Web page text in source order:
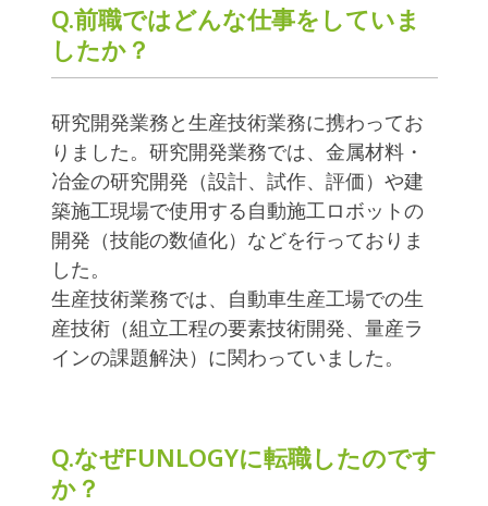
Q.前職ではどんな仕事をしていま
したか？
研究開発業務と生産技術業務に携わってお
りました。研究開発業務では、金属材料・
冶金の研究開発（設計、試作、評価）や建
築施工現場で使用する自動施工ロボットの
開発（技能の数値化）などを行っておりま
した。
生産技術業務では、自動車生産工場での生
産技術（組立工程の要素技術開発、量産ラ
インの課題解決）に関わっていました。
Q.なぜFUNLOGYに転職したのです
か？